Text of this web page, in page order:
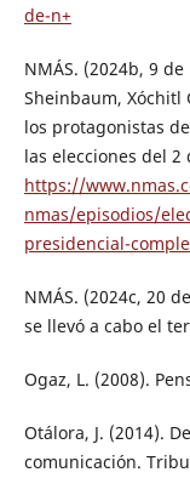
de-n+
NMÁS. (2024b, 9
Sheinbaum, Xóchitl
los protagonistas
las elecciones del 2
https://
nmas/episodios/
presidencial-
NMÁS. (2024c, 20
se llevó a cabo el
Ogaz, L. (2008).
Otálora, J. (2014).
comunicación.